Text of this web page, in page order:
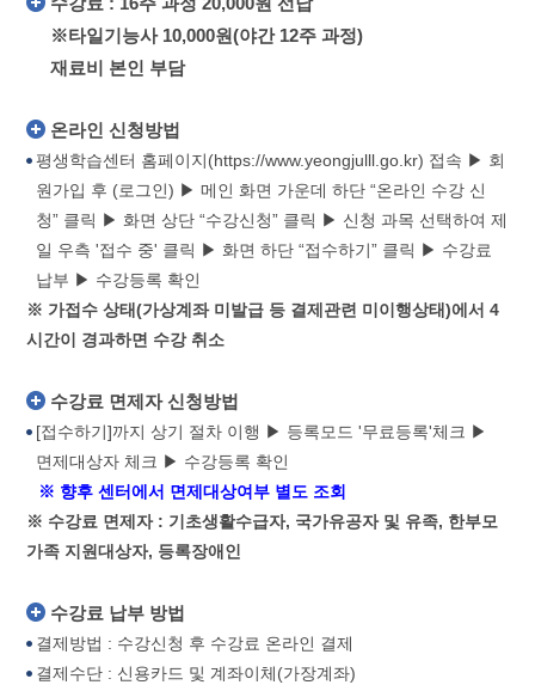
※타일기능사 10,000원(야간 12주 과정)
재료비 본인 부담
온라인 신청방법
평생학습센터 홈페이지(https://www.yeongjulll.go.kr) 접속 ▶ 회
원가입 후 (로그인) ▶ 메인 화면 가운데 하단 “온라인 수강 신
청” 클릭 ▶ 화면 상단 “수강신청” 클릭 ▶ 신청 과목 선택하여 제
일 우측 '접수 중' 클릭 ▶ 화면 하단 “접수하기” 클릭 ▶ 수강료
납부 ▶ 수강등록 확인
※ 가접수 상태(가상계좌 미발급 등 결제관련 미이행상태)에서 4
시간이 경과하면 수강 취소
수강료 면제자 신청방법
[접수하기]까지 상기 절차 이행 ▶ 등록모드 '무료등록'체크 ▶
면제대상자 체크 ▶ 수강등록 확인
※ 향후 센터에서 면제대상여부 별도 조회
※ 수강료 면제자 : 기초생활수급자, 국가유공자 및 유족, 한부모
가족 지원대상자, 등록장애인
수강료 납부 방법
결제방법 : 수강신청 후 수강료 온라인 결제
결제수단 : 신용카드 및 계좌이체(가장계좌)